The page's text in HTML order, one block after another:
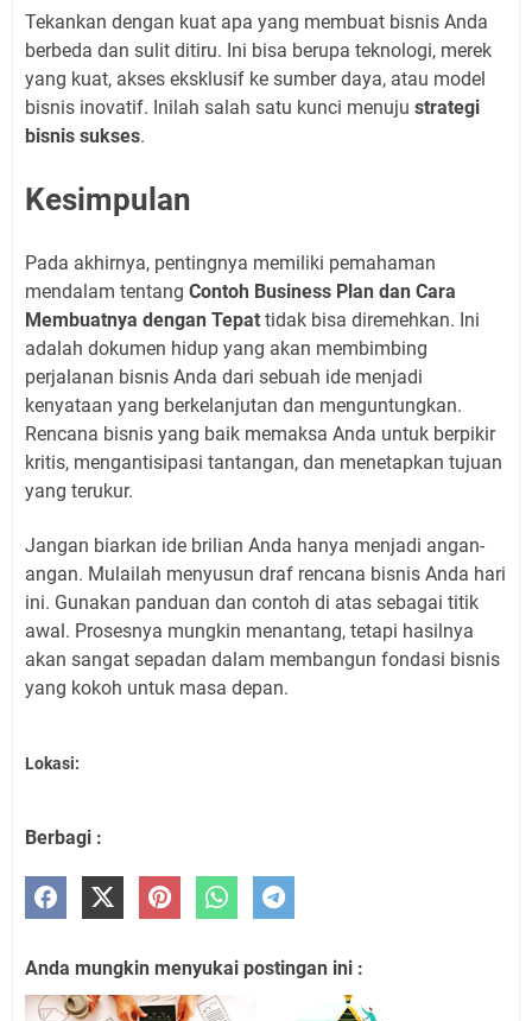
Tekankan dengan kuat apa yang membuat bisnis Anda
berbeda dan sulit ditiru. Ini bisa berupa teknologi, merek
yang kuat, akses eksklusif ke sumber daya, atau model
bisnis inovatif. Inilah salah satu kunci menuju strategi
bisnis sukses.
Kesimpulan
Pada akhirnya, pentingnya memiliki pemahaman
mendalam tentang Contoh Business Plan dan Cara
Membuatnya dengan Tepat tidak bisa diremehkan. Ini
adalah dokumen hidup yang akan membimbing
perjalanan bisnis Anda dari sebuah ide menjadi
kenyataan yang berkelanjutan dan menguntungkan.
Rencana bisnis yang baik memaksa Anda untuk berpikir
kritis, mengantisipasi tantangan, dan menetapkan tujuan
yang terukur.
Jangan biarkan ide brilian Anda hanya menjadi angan-
angan. Mulailah menyusun draf rencana bisnis Anda hari
ini. Gunakan panduan dan contoh di atas sebagai titik
awal. Prosesnya mungkin menantang, tetapi hasilnya
akan sangat sepadan dalam membangun fondasi bisnis
yang kokoh untuk masa depan.
Lokasi:
Berbagi :
Anda mungkin menyukai postingan ini :